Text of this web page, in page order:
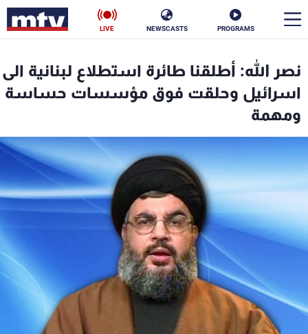
PROGRAMS
NEWSCASTS
LIVE
نصر الله: أطلقنا طائرة استطلاع لبنانية الى
اسرائيل وحلقت فوق مؤسسات حساسة
ومهمة
الأخبار
سياسة
إقتصاد فن
منوعات رياضة
كأس العالم
البرامج
جدول البرامج
شاهد البرامج